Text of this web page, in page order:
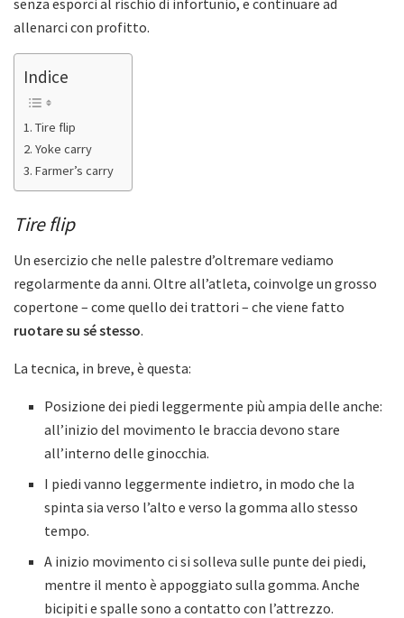
senza esporci al rischio di infortunio, e continuare ad
allenarci con profitto.
Indice
Tire flip
Yoke carry
Farmer’s carry
Tire flip
Un esercizio che nelle palestre d’oltremare vediamo
regolarmente da anni. Oltre all’atleta, coinvolge un grosso
copertone – come quello dei trattori – che viene fatto
ruotare su sé stesso.
La tecnica, in breve, è questa:
Posizione dei piedi leggermente più ampia delle anche:
all’inizio del movimento le braccia devono stare
all’interno delle ginocchia.
I piedi vanno leggermente indietro, in modo che la
spinta sia verso l’alto e verso la gomma allo stesso
tempo.
A inizio movimento ci si solleva sulle punte dei piedi,
mentre il mento è appoggiato sulla gomma. Anche
bicipiti e spalle sono a contatto con l’attrezzo.